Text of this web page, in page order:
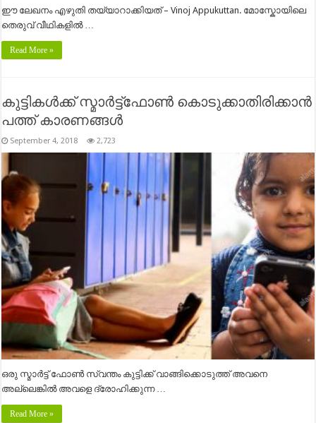
ഈ ലേഖനം എഴുതി തയ്യാറാക്കിയത് – Vinoj Appukuttan. മോസ്കോയിലെ
തെരുവ് വീഥികളിൽ …
Read More »
കുട്ടികള്‍ക്ക് സ്മാര്‍ട്ട്‌ഫോണ്‍ കൊടുക്കാതിരിക്കാന്‍
പത്ത് കാരണങ്ങള്‍
September 4, 2018 2,723
ഒരു സ്മാര്‍ട്ട് ഫോണ്‍ സ്വന്തം കുട്ടിക്ക് വാങ്ങിക്കൊടുത്ത് അവനെ
അല്ലെങ്കില്‍ അവളെ ദ്രോഹിക്കുന്ന …
Read More »